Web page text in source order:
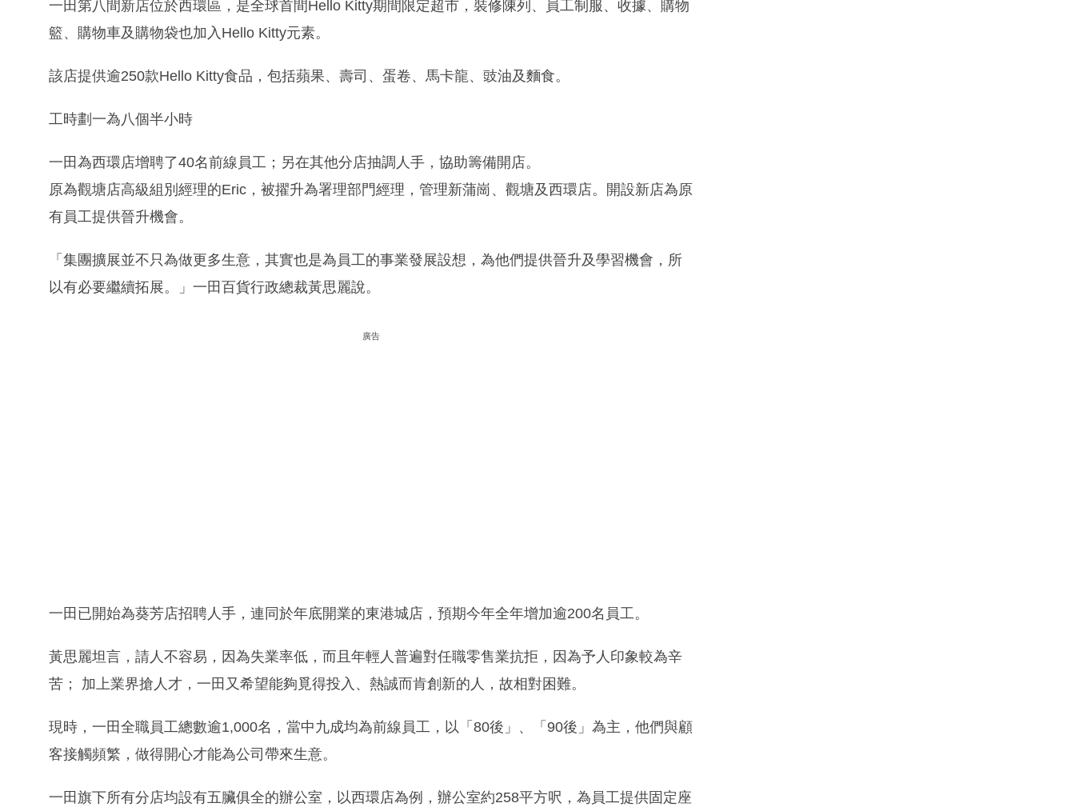
一田第八間新店位於西環區，是全球首間Hello Kitty期間限定超市，裝修陳列、員工制服、收據、購物
籃、購物車及購物袋也加入Hello Kitty元素。
該店提供逾250款Hello Kitty食品，包括蘋果、壽司、蛋卷、馬卡龍、豉油及麵食。
工時劃一為八個半小時
一田為西環店增聘了40名前線員工；另在其他分店抽調人手，協助籌備開店。
原為觀塘店高級組別經理的Eric，被擢升為署理部門經理，管理新蒲崗、觀塘及西環店。開設新店為原
有員工提供晉升機會。
「集團擴展並不只為做更多生意，其實也是為員工的事業發展設想，為他們提供晉升及學習機會，所
以有必要繼續拓展。」一田百貨行政總裁黃思麗說。
廣告
一田已開始為葵芳店招聘人手，連同於年底開業的東港城店，預期今年全年增加逾200名員工。
黃思麗坦言，請人不容易，因為失業率低，而且年輕人普遍對任職零售業抗拒，因為予人印象較為辛
苦； 加上業界搶人才，一田又希望能夠覓得投入、熱誠而肯創新的人，故相對困難。
現時，一田全職員工總數逾1,000名，當中九成均為前線員工，以「80後」、「90後」為主，他們與顧
客接觸頻繁，做得開心才能為公司帶來生意。
一田旗下所有分店均設有五臟俱全的辦公室，以西環店為例，辦公室約258平方呎，為員工提供固定座